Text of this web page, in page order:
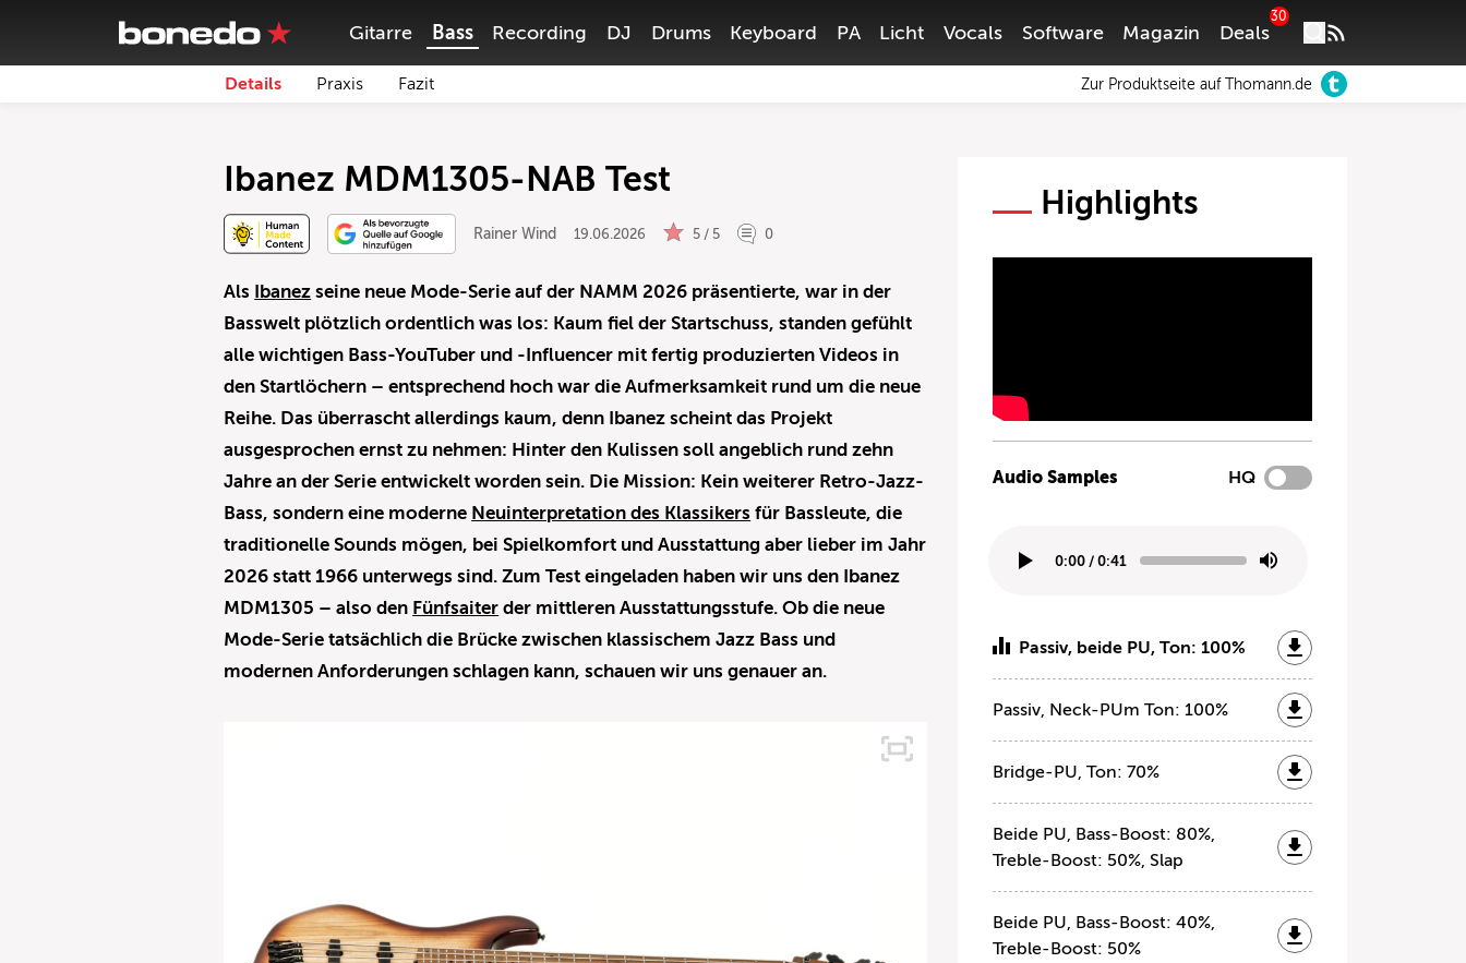
Gitarre Bass Recording DJ Drums Keyboard PA Licht Vocals Software Magazin Deals
30
Details Praxis Fazit Zur Produktseite auf Thomann.de
Ibanez MDM1305-NAB Test
Rainer Wind 19.06.2026 5 / 5 0
Als Ibanez seine neue Mode-Serie auf der NAMM 2026 präsentierte, war in der
Basswelt plötzlich ordentlich was los: Kaum fiel der Startschuss, standen gefühlt
alle wichtigen Bass-YouTuber und -Influencer mit fertig produzierten Videos in
den Startlöchern – entsprechend hoch war die Aufmerksamkeit rund um die neue
Reihe. Das überrascht allerdings kaum, denn Ibanez scheint das Projekt
ausgesprochen ernst zu nehmen: Hinter den Kulissen soll angeblich rund zehn
Jahre an der Serie entwickelt worden sein. Die Mission: Kein weiterer Retro-Jazz-
Bass, sondern eine moderne Neuinterpretation des Klassikers für Bassleute, die
traditionelle Sounds mögen, bei Spielkomfort und Ausstattung aber lieber im Jahr
2026 statt 1966 unterwegs sind. Zum Test eingeladen haben wir uns den Ibanez
MDM1305 – also den Fünfsaiter der mittleren Ausstattungsstufe. Ob die neue
Mode-Serie tatsächlich die Brücke zwischen klassischem Jazz Bass und
modernen Anforderungen schlagen kann, schauen wir uns genauer an.
Highlights
Audio Samples HQ
0:00 / 0:41
Passiv, beide PU, Ton: 100%
Passiv, Neck-PUm Ton: 100%
Bridge-PU, Ton: 70%
Beide PU, Bass-Boost: 80%,
Treble-Boost: 50%, Slap
Beide PU, Bass-Boost: 40%,
Treble-Boost: 50%